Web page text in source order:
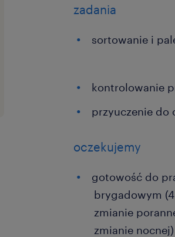
zadania
sortowanie i
kontrolowanie
przyuczenie do
oczekujemy
gotowość do
brygadowym
zmianie
zmianie nocnej)